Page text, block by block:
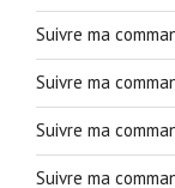
Suivre ma
Suivre ma
Suivre ma
Suivre ma